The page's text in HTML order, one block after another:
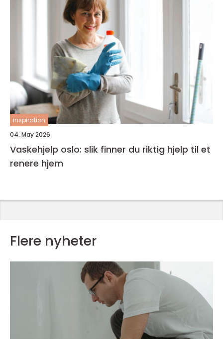
inspiration
04. May 2026
Vaskehjelp oslo: slik finner du riktig hjelp til et
renere hjem
Flere nyheter